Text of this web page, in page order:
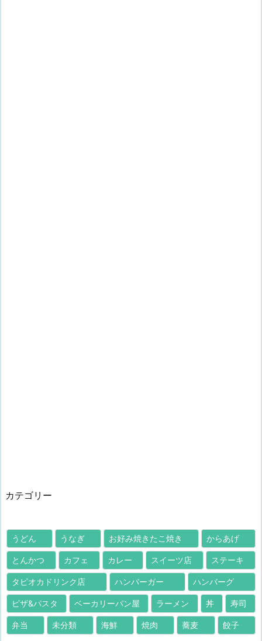
カテゴリー
うどん うなぎ お好み焼きたこ焼き からあげ
とんかつ カフェ カレー スイーツ店 ステーキ
タピオカドリンク店 ハンバーガー ハンバーグ
ピザ&パスタ ベーカリーパン屋 ラーメン 丼 寿司
弁当 未分類 海鮮 焼肉 蕎麦 餃子